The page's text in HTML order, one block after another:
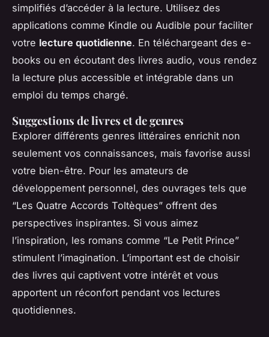
simplifiés d’accéder à la lecture. Utilisez des
applications comme Kindle ou Audible pour faciliter
votre lecture quotidienne. En téléchargeant des e-
books ou en écoutant des livres audio, vous rendez
la lecture plus accessible et intégrable dans un
emploi du temps chargé.
Suggestions de livres et de genres
Explorer différents genres littéraires enrichit non
seulement vos connaissances, mais favorise aussi
votre bien-être. Pour les amateurs de
développement personnel, des ouvrages tels que
“Les Quatre Accords Toltèques” offrent des
perspectives inspirantes. Si vous aimez
l’inspiration, les romans comme “Le Petit Prince”
stimulent l’imagination. L’important est de choisir
des livres qui captivent votre intérêt et vous
apportent un réconfort pendant vos lectures
quotidiennes.